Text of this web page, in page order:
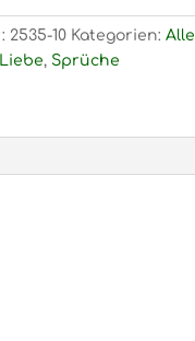
2535-10 Kategorien:Alle
Liebe, Sprüche